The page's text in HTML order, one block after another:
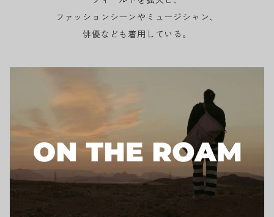
ファッションシーンやミュージシャン、
俳優なども着用している。